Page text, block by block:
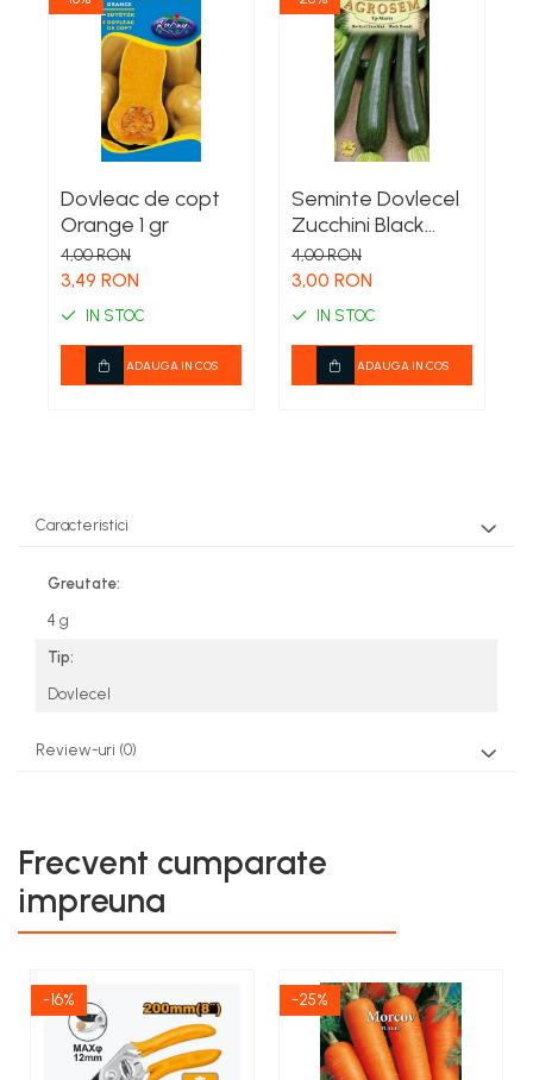
Dovleac de copt
Orange 1 gr
4,00 RON
3,49 RON
IN STOC
ADAUGA IN COS
Seminte Dovlecel
Zucchini Black
Beauty 3g
Agrosem -
Dovlecel Verde
Inchis
4,00 RON
3,00 RON
IN STOC
ADAUGA IN COS
Caracteristici
Greutate:
4 g
Tip:
Dovlecel
Review-uri (0)
Frecvent cumparate
impreuna
-16% -25%